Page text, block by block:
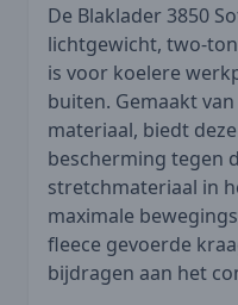
De Blaklader 3850
lichtgewicht, two-
is voor koelere
buiten. Gemaakt
materiaal, biedt
bescherming tegen
stretchmateriaal in
maximale
fleece gevoerde
bijdragen aan het